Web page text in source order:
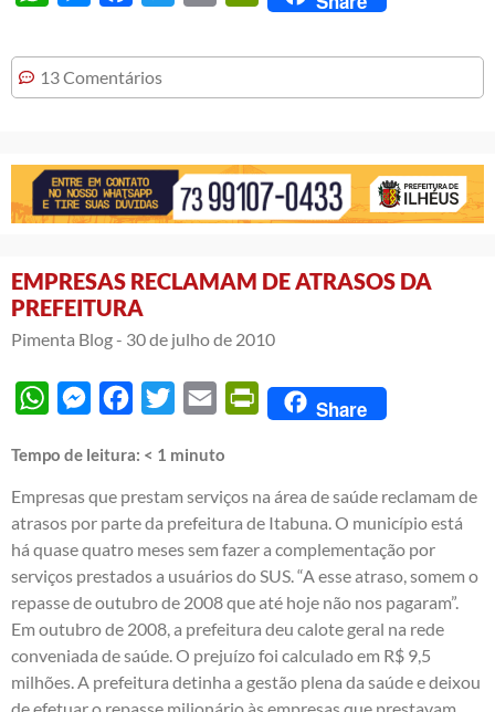
13 Comentários
EMPRESAS RECLAMAM DE ATRASOS DA
PREFEITURA
Pimenta Blog - 30 de julho de 2010
WhatsAppMessengerFacebook
Twitter Email PrintFriendly
Share
Tempo de leitura: < 1 minuto
Empresas que prestam serviços na área de saúde reclamam de
atrasos por parte da prefeitura de Itabuna. O município está
há quase quatro meses sem fazer a complementação por
serviços prestados a usuários do SUS. “A esse atraso, somem o
repasse de outubro de 2008 que até hoje não nos pagaram”.
Em outubro de 2008, a prefeitura deu calote geral na rede
conveniada de saúde. O prejuízo foi calculado em R$ 9,5
milhões. A prefeitura detinha a gestão plena da saúde e deixou